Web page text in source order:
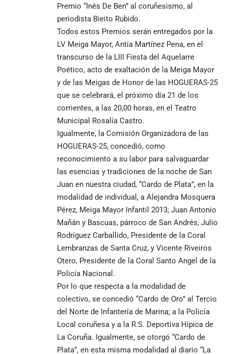
Premio “Inés De Ben” al coruñesismo, al
periodista Bieito Rubido.
Todos estos Premios serán entregados por la
LV Meiga Mayor, Antía Martínez Pena, en el
transcurso de la LIII Fiesta del Aquelarre
Poético, acto de exaltación de la Meiga Mayor
y de las Meigas de Honor de las HOGUERAS-25
que se celebrará, el próximo día 21 de los
corrientes, a las 20,00 horas, en el Teatro
Municipal Rosalía Castro.
Igualmente, la Comisión Organizadora de las
HOGUERAS-25, concedió, como
reconocimiento a su labor para salvaguardar
las esencias y tradiciones de la noche de San
Juan en nuestra ciudad, “Cardo de Plata”, en la
modalidad de individual, a Alejandra Mosquera
Pérez, Meiga Mayor Infantil 2013; Juan Antonio
Mañán y Bascuas, párroco de San Andrés; Julio
Rodríguez Carballido, Presidente de la Coral
Lembranzas de Santa Cruz, y Vicente Riveiros
Otero, Presidente de la Coral Santo Angel de la
Policía Nacional.
Por lo que respecta a la modalidad de
colectivo, se concedió “Cardo de Oro” al Tercio
del Norte de Infantería de Marina; a la Policía
Local coruñesa y a la R.S. Deportiva Hípica de
La Coruña. Igualmente, se otorgó “Cardo de
Plata”, en esta misma modalidad al diario “La